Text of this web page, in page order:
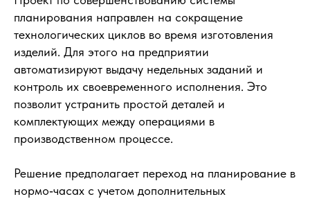
планирования направлен на сокращение
технологических циклов во время изготовления
изделий. Для этого на предприятии
автоматизируют выдачу недельных заданий и
контроль их своевременного исполнения. Это
позволит устранить простой деталей и
комплектующих между операциями в
производственном процессе.
Решение предполагает переход на планирование в
нормо‑часах с учетом дополнительных